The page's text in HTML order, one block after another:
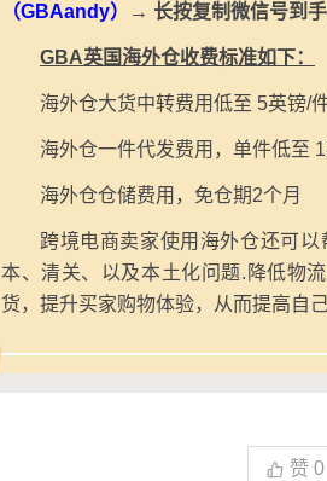
（GBAandy）
→ 长按复制微信号到
GBA英国海外仓收费标准如下：
海外仓大货中转费用低至 5英镑/
海外仓一件代发费用，单件低至
海外仓仓储费用，免仓期2个月
跨境电商卖家使用海外仓还可
本、清关、以及本土化问题.降低物
货，提升买家购物体验，从而提高自
赞 0